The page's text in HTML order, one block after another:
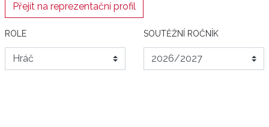
Přejít na reprezentační profil
ROLE SOUTĚŽNÍ ROČNÍK